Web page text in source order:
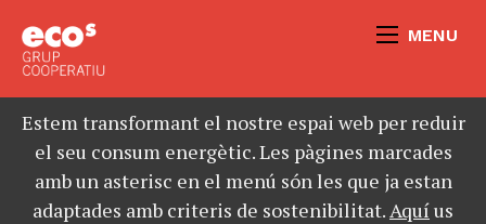
MENU
Estem transformant el nostre espai web per reduir
el seu consum energètic. Les pàgines marcades
amb un asterisc en el menú són les que ja estan
adaptades amb criteris de sostenibilitat.Aquíus